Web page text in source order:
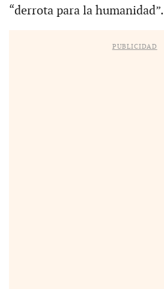
“derrota para la humanidad”.
PUBLICIDAD